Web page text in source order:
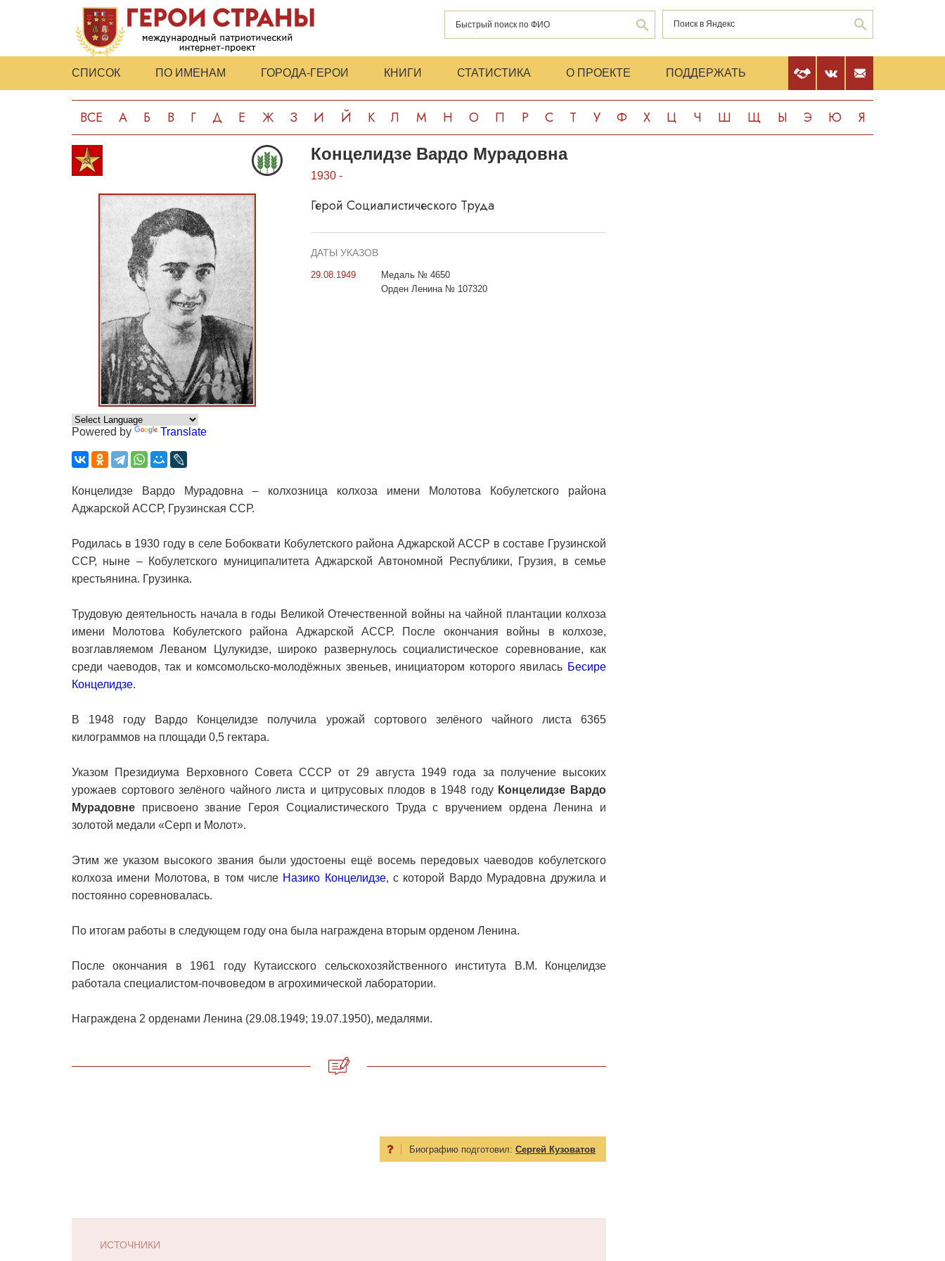
СПИСОК ПО ИМЕНАМ ГОРОДА-ГЕРОИ КНИГИ СТАТИСТИКА О ПРОЕКТЕ ПОДДЕРЖАТЬ
ВСЕ А Б В Г Д Е Ж З И Й К Л М Н О П Р С Т У Ф Х Ц Ч Ш Щ Ы Э Ю Я
Powered by Translate
Концелидзе Вардо Мурадовна
1930 -
Герой Социалистического Труда
ДАТЫ УКАЗОВ
29.08.1949
Медаль № 4650
Орден Ленина № 107320
Концелидзе Вардо Мурадовна – колхозница колхоза имени Молотова Кобулетского района
Аджарской АССР, Грузинская ССР.
Родилась в 1930 году в селе Бобоквати Кобулетского района Аджарской АССР в составе Грузинской
ССР, ныне – Кобулетского муниципалитета Аджарской Автономной Республики, Грузия, в семье
крестьянина. Грузинка.
Трудовую деятельность начала в годы Великой Отечественной войны на чайной плантации колхоза
имени Молотова Кобулетского района Аджарской АССР. После окончания войны в колхозе,
возглавляемом Леваном Цулукидзе, широко развернулось социалистическое соревнование, как
среди чаеводов, так и комсомольско-молодёжных звеньев, инициатором которого явилась Бесире
Концелидзе.
В 1948 году Вардо Концелидзе получила урожай сортового зелёного чайного листа 6365
килограммов на площади 0,5 гектара.
Указом Президиума Верховного Совета СССР от 29 августа 1949 года за получение высоких
урожаев сортового зелёного чайного листа и цитрусовых плодов в 1948 году Концелидзе Вардо
Мурадовне присвоено звание Героя Социалистического Труда с вручением ордена Ленина и
золотой медали «Серп и Молот».
Этим же указом высокого звания были удостоены ещё восемь передовых чаеводов кобулетского
колхоза имени Молотова, в том числе Назико Концелидзе, с которой Вардо Мурадовна дружила и
постоянно соревновалась.
По итогам работы в следующем году она была награждена вторым орденом Ленина.
После окончания в 1961 году Кутаисского сельскохозяйственного института В.М. Концелидзе
работала специалистом-почвоведом в агрохимической лаборатории.
Награждена 2 орденами Ленина (29.08.1949; 19.07.1950), медалями.
Биографию подготовил: Сергей Кузоватов
ИСТОЧНИКИ